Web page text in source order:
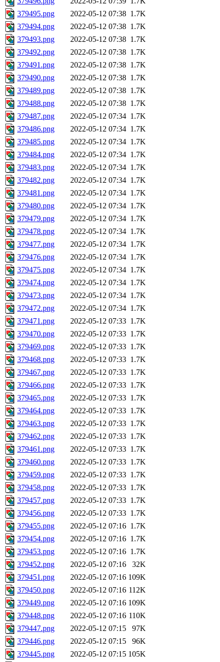
379495.png
2022-05-12 07:38 1.7K
379494.png
2022-05-12 07:38 1.7K
379493.png
2022-05-12 07:38 1.7K
379492.png
2022-05-12 07:38 1.7K
379491.png
2022-05-12 07:38 1.7K
379490.png
2022-05-12 07:38 1.7K
379489.png
2022-05-12 07:38 1.7K
379488.png
2022-05-12 07:38 1.7K
379487.png
2022-05-12 07:34 1.7K
379486.png
2022-05-12 07:34 1.7K
379485.png
2022-05-12 07:34 1.7K
379484.png
2022-05-12 07:34 1.7K
379483.png
2022-05-12 07:34 1.7K
379482.png
2022-05-12 07:34 1.7K
379481.png
2022-05-12 07:34 1.7K
379480.png
2022-05-12 07:34 1.7K
379479.png
2022-05-12 07:34 1.7K
379478.png
2022-05-12 07:34 1.7K
379477.png
2022-05-12 07:34 1.7K
379476.png
2022-05-12 07:34 1.7K
379475.png
2022-05-12 07:34 1.7K
379474.png
2022-05-12 07:34 1.7K
379473.png
2022-05-12 07:34 1.7K
379472.png
2022-05-12 07:34 1.7K
379471.png
2022-05-12 07:33 1.7K
379470.png
2022-05-12 07:33 1.7K
379469.png
2022-05-12 07:33 1.7K
379468.png
2022-05-12 07:33 1.7K
379467.png
2022-05-12 07:33 1.7K
379466.png
2022-05-12 07:33 1.7K
379465.png
2022-05-12 07:33 1.7K
379464.png
2022-05-12 07:33 1.7K
379463.png
2022-05-12 07:33 1.7K
379462.png
2022-05-12 07:33 1.7K
379461.png
2022-05-12 07:33 1.7K
379460.png
2022-05-12 07:33 1.7K
379459.png
2022-05-12 07:33 1.7K
379458.png
2022-05-12 07:33 1.7K
379457.png
2022-05-12 07:33 1.7K
379456.png
2022-05-12 07:33 1.7K
379455.png
2022-05-12 07:16 1.7K
379454.png
2022-05-12 07:16 1.7K
379453.png
2022-05-12 07:16 1.7K
379452.png
2022-05-12 07:16
32K
379451.png
2022-05-12 07:16 109K
379450.png
2022-05-12 07:16 112K
379449.png
2022-05-12 07:16 109K
379448.png
2022-05-12 07:16 110K
379447.png
2022-05-12 07:15
97K
379446.png
2022-05-12 07:15
96K
379445.png
2022-05-12 07:15 105K